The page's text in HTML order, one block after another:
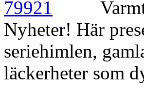
Nyheter! Här
seriehimlen,
läckerheter som